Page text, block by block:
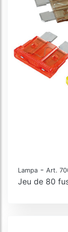
Lampa - Art.
Jeu de 80